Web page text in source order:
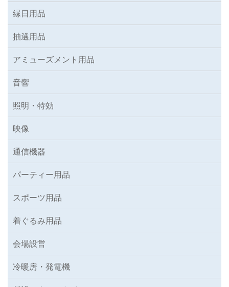
縁日用品
抽選用品
アミューズメント用品
音響
照明・特効
映像
通信機器
パーティー用品
スポーツ用品
着ぐるみ用品
会場設営
冷暖房・発電機